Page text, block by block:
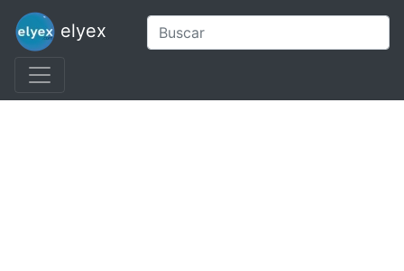
elyex